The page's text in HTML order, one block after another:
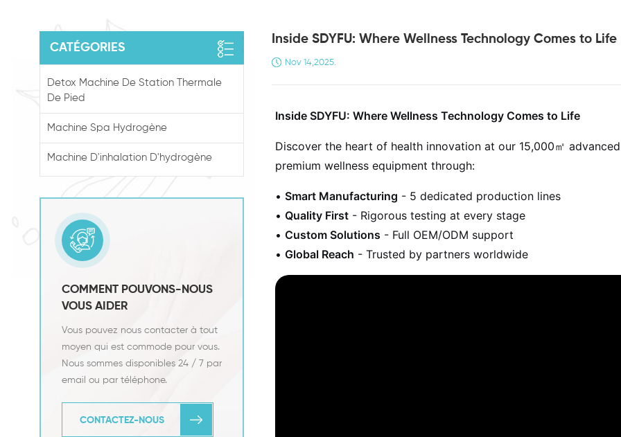
Inside SDYFU: Where Wellness Technology Comes to Life
Nov 14,2025.
Inside SDYFU: Where Wellness Technology Comes to Life
Discover the heart of health innovation at our 15,000㎡
premium wellness equipment through:
•Smart Manufacturing - 5 dedicated production lines
•Quality First - Rigorous testing at every stage
•Custom Solutions - Full OEM/ODM support
•Global Reach - Trusted by partners worldwide
CATÉGORIES
Detox Machine De Station Thermale
De Pied
Machine Spa Hydrogène
Machine D'inhalation D'hydrogène
COMMENT POUVONS-NOUS
VOUS AIDER
Vous pouvez nous contacter à tout
moyen qui est commode pour vous.
Nous sommes disponibles 24 / 7 par
email ou par téléphone.
CONTACTEZ-NOUS